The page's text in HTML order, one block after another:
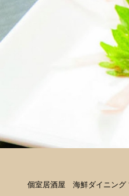
個室居酒屋 海鮮ダイニング